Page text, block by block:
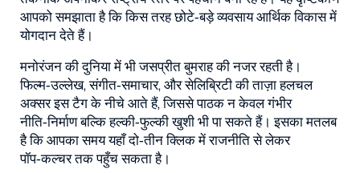
आपको समझाता है कि किस तरह छोटे‑बड़े व्यवसाय आर्थिक विकास में
योगदान देते हैं।
मनोरंजन की दुनिया में भी जसप्रीत बुमराह की नजर रहती है।
फिल्म‑उल्लेख, संगीत‑समाचार, और सेलिब्रिटी की ताज़ा हलचल
अक्सर इस टैग के नीचे आते हैं, जिससे पाठक न केवल गंभीर
नीति‑निर्माण बल्कि हल्की‑फुल्की खुशी भी पा सकते हैं। इसका मतलब
है कि आपका समय यहाँ दो‑तीन क्लिक में राजनीति से लेकर
पॉप‑कल्चर तक पहुँच सकता है।